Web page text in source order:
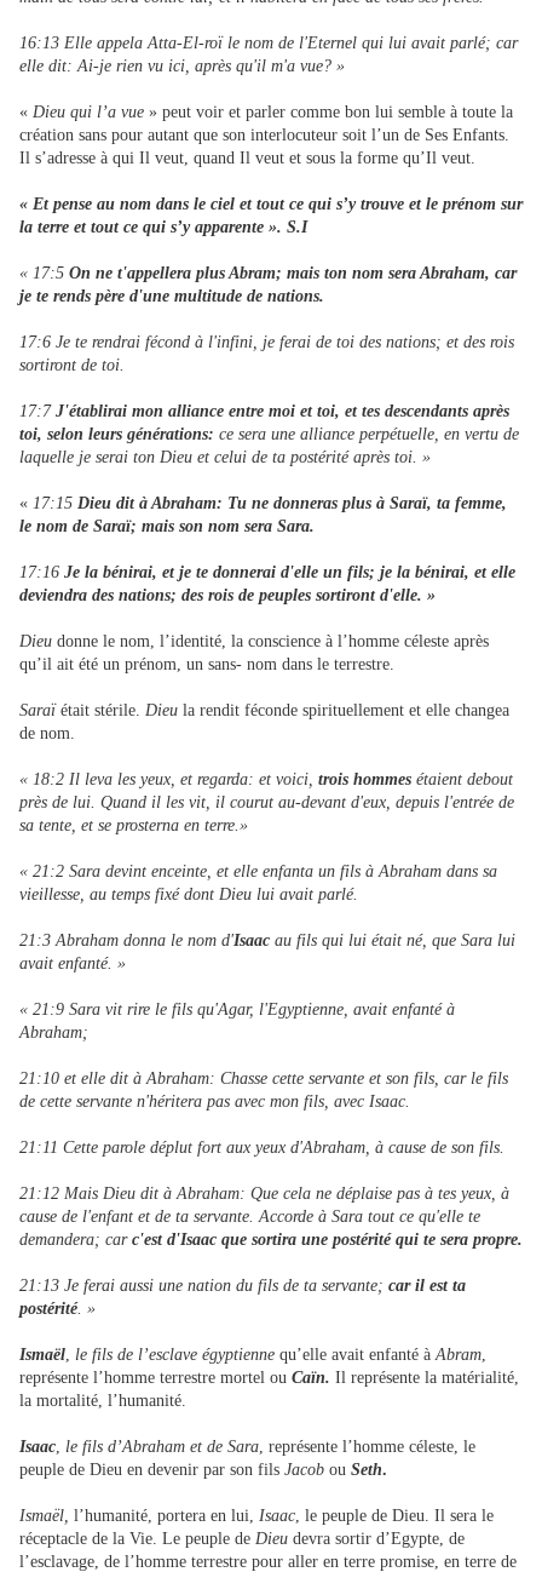
16:13 Elle appela Atta-El-roï le nom de l'Eternel qui lui avait parlé; car
elle dit: Ai-je rien vu ici, après qu'il m'a vue? »
« Dieu qui l’a vue » peut voir et parler comme bon lui semble à toute la
création sans pour autant que son interlocuteur soit l’un de Ses Enfants.
Il s’adresse à qui Il veut, quand Il veut et sous la forme qu’Il veut.
« Et pense au nom dans le ciel et tout ce qui s’y trouve et le prénom sur
la terre et tout ce qui s’y apparente ». S.I
« 17:5 On ne t'appellera plus Abram; mais ton nom sera Abraham, car
je te rends père d'une multitude de nations.
17:6 Je te rendrai fécond à l'infini, je ferai de toi des nations; et des rois
sortiront de toi.
17:7 J'établirai mon alliance entre moi et toi, et tes descendants après
toi, selon leurs générations: ce sera une alliance perpétuelle, en vertu de
laquelle je serai ton Dieu et celui de ta postérité après toi. »
« 17:15 Dieu dit à Abraham: Tu ne donneras plus à Saraï, ta femme,
le nom de Saraï; mais son nom sera Sara.
17:16 Je la bénirai, et je te donnerai d'elle un fils; je la bénirai, et elle
deviendra des nations; des rois de peuples sortiront d'elle. »
Dieu donne le nom, l’identité, la conscience à l’homme céleste après
qu’il ait été un prénom, un sans- nom dans le terrestre.
Saraï était stérile. Dieu la rendit féconde spirituellement et elle changea
de nom.
« 18:2 Il leva les yeux, et regarda: et voici, trois hommes étaient debout
près de lui. Quand il les vit, il courut au-devant d'eux, depuis l'entrée de
sa tente, et se prosterna en terre.»
« 21:2 Sara devint enceinte, et elle enfanta un fils à Abraham dans sa
vieillesse, au temps fixé dont Dieu lui avait parlé.
21:3 Abraham donna le nom d'Isaac au fils qui lui était né, que Sara lui
avait enfanté. »
« 21:9 Sara vit rire le fils qu'Agar, l'Egyptienne, avait enfanté à
Abraham;
21:10 et elle dit à Abraham: Chasse cette servante et son fils, car le fils
de cette servante n'héritera pas avec mon fils, avec Isaac.
21:11 Cette parole déplut fort aux yeux d'Abraham, à cause de son fils.
21:12 Mais Dieu dit à Abraham: Que cela ne déplaise pas à tes yeux, à
cause de l'enfant et de ta servante. Accorde à Sara tout ce qu'elle te
demandera; car c'est d'Isaac que sortira une postérité qui te sera propre.
21:13 Je ferai aussi une nation du fils de ta servante; car il est ta
postérité. »
Ismaël le fils de l’esclave égyptienne qu’elle avait enfanté à Abram
représente l’homme terrestre mortel ou Caïn. Il représente la matérialité,
la mortalité, l’humanité.
Isaac le fils d’Abraham et de Sara , représente l’homme céleste, le
peuple de Dieu en devenir par son fils Jacob ou Seth.
Ismaël, l’humanité, portera en lui, Isaac , le peuple de Dieu. Il sera le
réceptacle de la Vie. Le peuple de Dieu devra sortir d’Egypte, de
l’esclavage, de l’homme terrestre pour aller en terre promise, en terre de